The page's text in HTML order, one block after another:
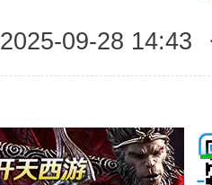
2025-09-28 14:43